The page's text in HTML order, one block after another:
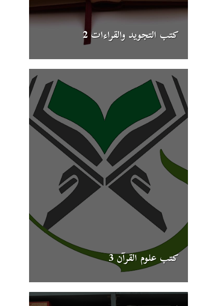
كتب علوم القرآن 3
كتب التجويد والقراءات 2